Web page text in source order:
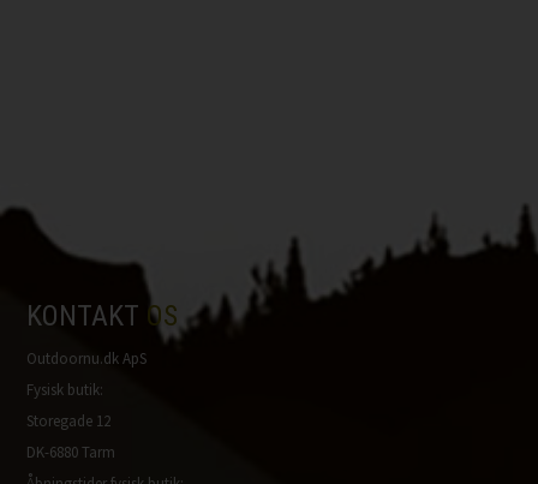
KONTAKT OS
Outdoornu.dk ApS
Fysisk butik:
Storegade 12
DK-6880 Tarm